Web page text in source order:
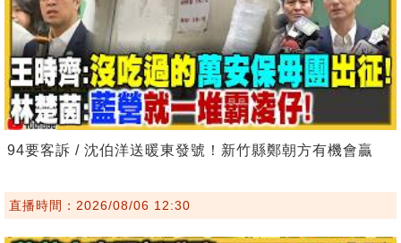
94要客訴 / 沈伯洋送暖東發號！新竹縣鄭朝方有機會贏
直播時間：2026/08/06 12:30